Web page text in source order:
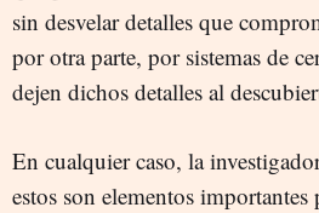
sin desvelar detalles que
por otra parte, por sistemas de
dejen dichos detalles al
En cualquier caso, la
estos son elementos